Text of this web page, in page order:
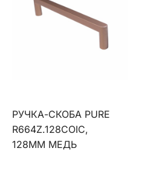
РУЧКА-СКОБА PURE
R664Z.128COIC,
128ММ МЕДЬ